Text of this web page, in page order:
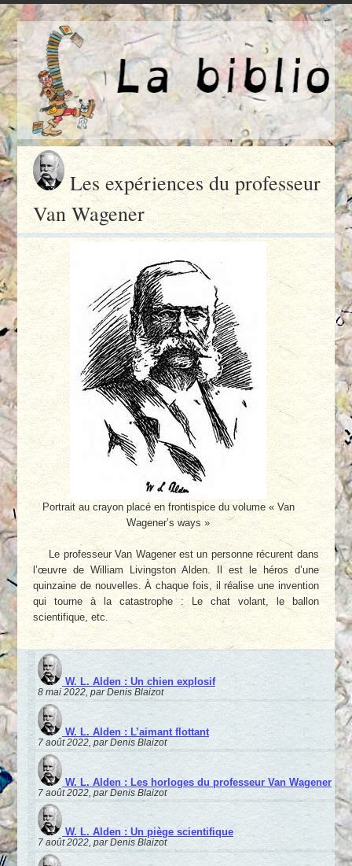
Les expériences du professeur
Van Wagener
Portrait au crayon placé en frontispice du volume « Van
Wagener’s ways »
Le professeur Van Wagener est un personne récurent dans
l’œuvre de William Livingston Alden. Il est le héros d’une
quinzaine de nouvelles. À chaque fois, il réalise une invention
qui tourne à la catastrophe : Le chat volant, le ballon
scientifique, etc.
W. L. Alden : Un chien explosif
8 mai 2022, par Denis Blaizot
W. L. Alden : L’aimant flottant
7 août 2022, par Denis Blaizot
W. L. Alden : Les horloges du professeur Van Wagener
7 août 2022, par Denis Blaizot
W. L. Alden : Un piège scientifique
7 août 2022, par Denis Blaizot